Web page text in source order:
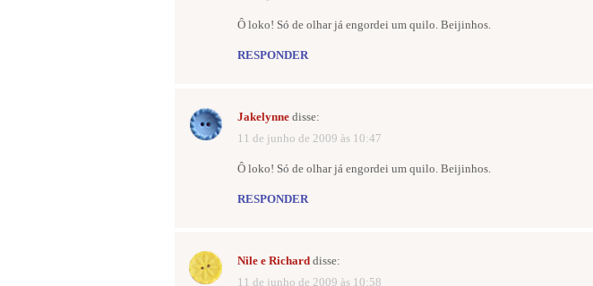
Ô loko! Só de olhar já engordei um quilo. Beijinhos.
RESPONDER
Jakelynne disse:
11 de junho de 2009 às 10:47
Ô loko! Só de olhar já engordei um quilo. Beijinhos.
RESPONDER
Nile e Richard disse:
11 de junho de 2009 às 10:58